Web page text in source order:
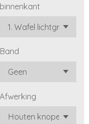
binnenkant
Band
Afwerking